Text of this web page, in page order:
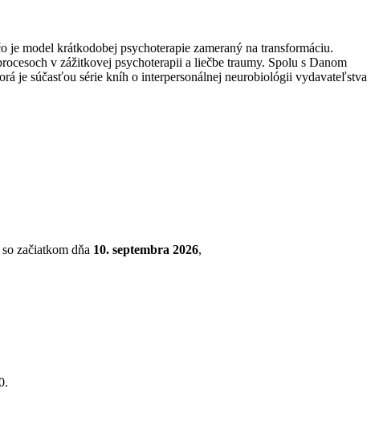
model krátkodobej psychoterapie zameraný na transformáciu.
v zážitkovej psychoterapii a liečbe traumy. Spolu s Danom
je súčasťou série kníh o interpersonálnej neurobiológii vydavateľstva
začiatkom dňa 10. septembra 2026,